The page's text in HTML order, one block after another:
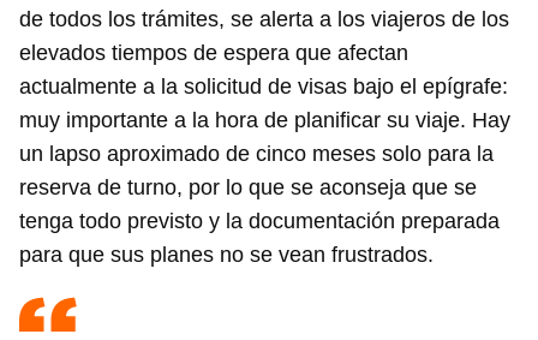
de todos los trámites, se alerta a los viajeros de los
elevados tiempos de espera que afectan
actualmente a la solicitud de visas bajo el epígrafe:
muy importante a la hora de planificar su viaje. Hay
un lapso aproximado de cinco meses solo para la
reserva de turno, por lo que se aconseja que se
tenga todo previsto y la documentación preparada
para que sus planes no se vean frustrados.